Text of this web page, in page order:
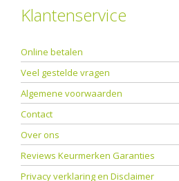
Klantenservice
Online betalen
Veel gestelde vragen
Algemene voorwaarden
Contact
Over ons
Reviews Keurmerken Garanties
Privacy verklaring en Disclaimer